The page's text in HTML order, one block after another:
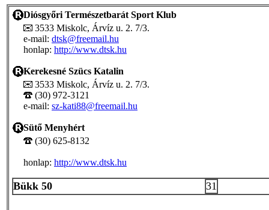
Diósgyőri Természetbarát Sport Klub
3533 Miskolc, Árvíz u. 2. 7/3.
e-mail: dtsk@freemail.hu
honlap: http://www.dtsk.hu
Kerekesné Szücs Katalin
3533 Miskolc, Árvíz u. 2. 7/3.
(30) 972-3121
e-mail: sz-kati88@freemail.hu
Sütő Menyhért
(30) 625-8132
honlap: http://www.dtsk.hu
Bükk 50 31